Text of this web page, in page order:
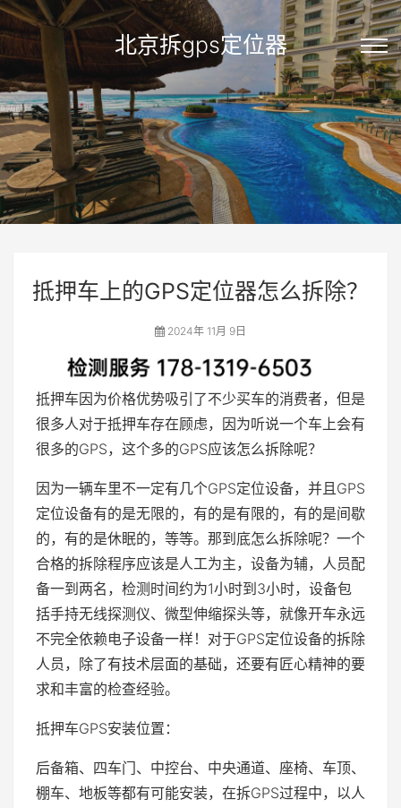
北京拆gps定位器
抵押车上的GPS定位器怎么拆除？
2024年 11月 9日
抵押车因为价格优势吸引了不少买车的消费者，但是
很多人对于抵押车存在顾虑，因为听说一个车上会有
很多的GPS，这个多的GPS应该怎么拆除呢？
因为一辆车里不一定有几个GPS定位设备，并且GPS
定位设备有的是无限的，有的是有限的，有的是间歇
的，有的是休眠的，等等。那到底怎么拆除呢？一个
合格的拆除程序应该是人工为主，设备为辅，人员配
备一到两名，检测时间约为1小时到3小时，设备包
括手持无线探测仪、微型伸缩探头等，就像开车永远
不完全依赖电子设备一样！对于GPS定位设备的拆除
人员，除了有技术层面的基础，还要有匠心精神的要
求和丰富的检查经验。
抵押车GPS安装位置：
后备箱、四车门、中控台、中央通道、座椅、车顶、
棚车、地板等都有可能安装，在拆GPS过程中，以人